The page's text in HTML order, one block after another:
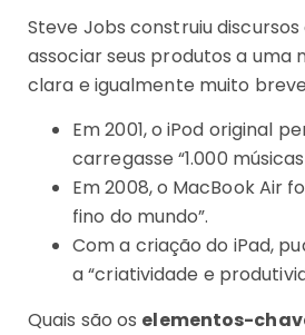
Steve Jobs construiu discursos
associar seus produtos a uma
clara e igualmente muito
Em 2001, o iPod original
carregasse “1.000
Em 2008, o MacBook Air
fino do mundo”.
Com a criação do iPad,
a “criatividade e
Quais são os elementos-